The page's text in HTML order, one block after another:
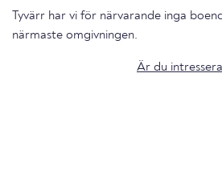
Tyvärr har vi för närvarande inga
närmaste omgivningen.
Är du